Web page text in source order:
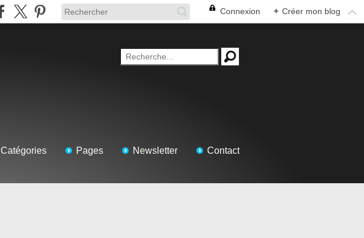
Connexion + Créer mon blog
Catégories Pages Newsletter Contact